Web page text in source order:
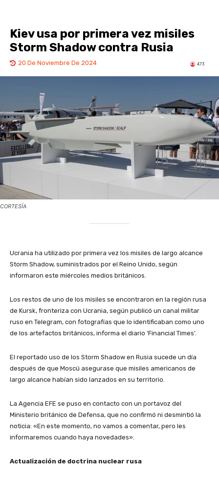
Kiev usa por primera vez misiles
Storm Shadow contra Rusia
20 De Noviembre De 2024 473
CORTESÍA
Ucrania ha utilizado por primera vez los misiles de largo alcance
Storm Shadow, suministrados por el Reino Unido, según
informaron este miércoles medios británicos.
Los restos de uno de los misiles se encontraron en la región rusa
de Kursk, fronteriza con Ucrania, según publicó un canal militar
ruso en Telegram, con fotografías que lo identificaban como uno
de los artefactos británicos, informa el diario ‘Financial Times’.
El reportado uso de los Storm Shadow en Rusia sucede un día
después de que Moscú asegurase que misiles americanos de
largo alcance habían sido lanzados en su territorio.
La Agencia EFE se puso en contacto con un portavoz del
Ministerio británico de Defensa, que no confirmó ni desmintió la
noticia: «En este momento, no vamos a comentar, pero les
informaremos cuando haya novedades».
Actualización de doctrina nuclear rusa